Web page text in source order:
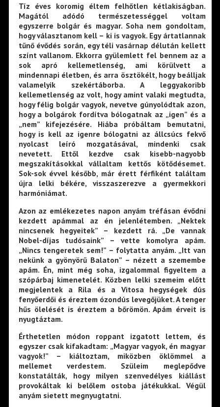
Tíz éves koromig éltem felhőtlen kétlakiságban.
Magától adódó természetességgel voltam
egyszerre bolgár és magyar. Soha nem gondoltam,
hogy választanom kell – ki is vagyok. Egy ártatlannak
tűnő évődés során, egy téli vasárnap délután kellett
színt vallanom. Ekkorra gyülemlett fel bennem az a
sok apró kellemetlenség, ami körülvett a
mindennapi életben, és arra ösztökélt, hogy beálljak
valamelyik szekértáborba. A leggyakoribb
kellemetlenség az volt, hogy amint valaki megtudta,
hogy félig bolgár vagyok, nevetve gúnyolódtak azon,
hogy a bolgárok fordítva bólogatnak az „igen” és a
„nem” kifejezésére. Hiába próbáltam bemutatni,
hogy is kell az igenre bólogatni az állcsúcs fekvő
nyolcast leíró mozgatásával, mindenki csak
nevetett. Ettől kezdve csak kisebb-nagyobb
megszakításokkal vállaltam kettős kötődésemet.
Sok-sok évvel később, már érett férfiként találtam
újra lelki békére, visszaszerezve a gyermekkori
harmóniámat.
Azon az emlékezetes napon anyám tréfásan évődni
kezdett apámmal az én jelenlétemben. „Nektek
nincsenek hegyeitek” – kezdett rá. „De vannak
Nobel-díjas tudósaink” – vette komolyra apám.
„Nincs tengeretek sem!” – folytatta anyám. „Itt van
nekünk a gyönyörű Balaton” – nézett a szemembe
apám. Én, mint még soha, izgalommal figyeltem a
szópárbaj kimenetelét. Közben lelki szemeim előtt
megjelentek a Rila és a Vitosa hegységek dús
fenyőerdői és éreztem ózondús levegőjüket. A tenger
hűs ölelését is éreztem a bőrömön. Apám érveit is
nyugtáztam.
Érthetetlen módon roppant izgatott lettem, és
egyszer csak kifakadtam: „Magyar vagyok, én magyar
vagyok!” – kiáltoztam, miközben öklömmel a
mellemet verdestem. Szüleim meglepődve
konstatálták, hogy milyen szenvedélyes kiállást
provokáltak ki belőlem ostoba játékukkal. Végül
anyám sietett megnyugtatni.